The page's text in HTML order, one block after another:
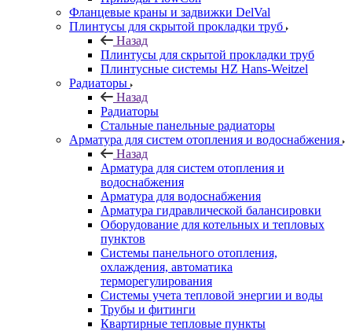
Фланцевые краны и задвижки DelVal
Плинтусы для скрытой прокладки труб
Назад
Плинтусы для скрытой прокладки труб
Плинтусные системы HZ Hans-Weitzel
Радиаторы
Назад
Радиаторы
Стальные панельные радиаторы
Арматура для систем отопления и водоснабжения
Назад
Арматура для систем отопления и
водоснабжения
Арматура для водоснабжения
Арматура гидравлической балансировки
Оборудование для котельных и тепловых
пунктов
Системы панельного отопления,
охлаждения, автоматика
терморегулирования
Системы учета тепловой энергии и воды
Трубы и фитинги
Квартирные тепловые пункты